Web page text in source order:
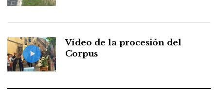
Vídeo de la procesión del
Corpus